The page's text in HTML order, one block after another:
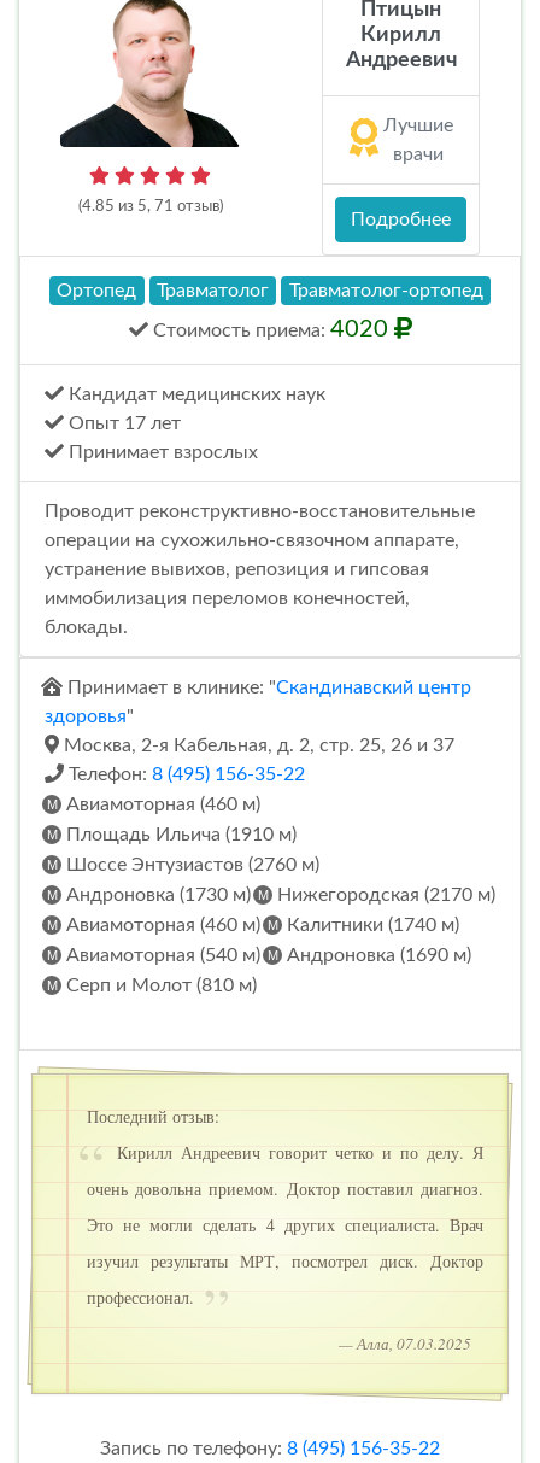
(4.85 из 5, 71 отзыв)
Птицын
Кирилл
Андреевич
Лучшие
врачи
Подробнее
Ортопед Травматолог Травматолог-ортопед
Стоимость приема: 4020
Кандидат медицинских наук
Опыт 17 лет
Принимает взрослых
Проводит реконструктивно-восстановительные
операции на сухожильно-связочном аппарате,
устранение вывихов, репозиция и гипсовая
иммобилизация переломов конечностей,
блокады.
Принимает в клинике: "Скандинавский центр
здоровья"
Москва, 2-я Кабельная, д. 2, стр. 25, 26 и 37
Телефон: 8 (495) 156-35-22
Авиамоторная (460 м)
Площадь Ильича (1910 м)
Шоссе Энтузиастов (2760 м)
Андроновка (1730 м)
Нижегородская (2170 м)
Авиамоторная (460 м)
Калитники (1740 м)
Авиамоторная (540 м)
Андроновка (1690 м)
Серп и Молот (810 м)
Последний отзыв:
Кирилл Андреевич говорит четко и по делу. Я
очень довольна приемом. Доктор поставил диагноз.
Это не могли сделать 4 других специалиста. Врач
изучил результаты МРТ, посмотрел диск. Доктор
профессионал.
— Алла, 07.03.2025
Запись по телефону: 8 (495) 156-35-22